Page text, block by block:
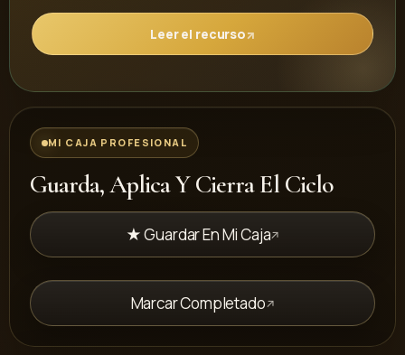
Leer el recurso
MI CAJA PROFESIONAL
Guarda, Aplica Y Cierra El Ciclo
★ Guardar En Mi Caja
Marcar Completado